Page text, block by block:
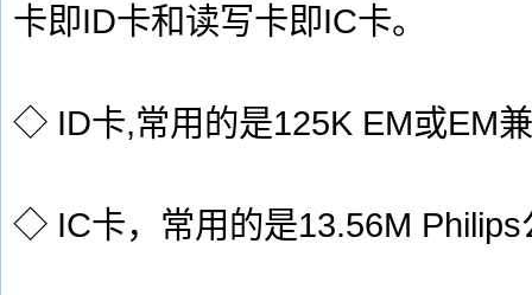
卡即ID卡和读写卡即IC卡。
◇ ID卡,常用的是125K EM或EM
◇ IC卡，常用的是13.56M Philips